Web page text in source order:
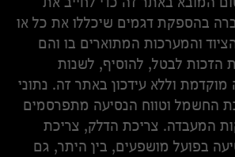
בהספקת דגמים שיכללו את כל או
והמערכות המתוארים בו והם
הזכות לבטל, להוסיף, לשנות
וללא עידכון באתר זה. נתוני
החשמל וטווח הנסיעה מתפרסמים
המעבדה. צריכת הדלק, צריכת
בפועל מושפעים, בין היתר, גם